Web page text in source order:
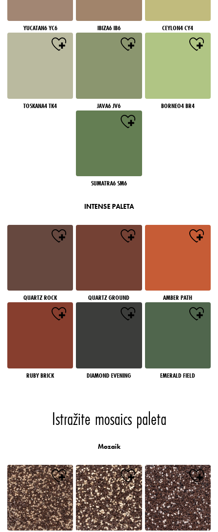
YUCATAN6 YC6 IBIZA6 IB6 CEYLON4 CY4
TOSKANA4 TK4 JAVA6 JV6 BORNEO4 BR4
SUMATRA6 SM6
INTENSE PALETA
QUARTZ ROCK QUARTZ GROUND AMBER PATH
RUBY BRICK DIAMOND EVENING EMERALD FIELD
Istražite mosaics paleta
Mozaik